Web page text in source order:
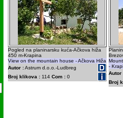
Pogled na planinarsku kuća-Ačkova hiža
450 m-Krapina
View on the mountain house - Ačkova Hiža
Autor :Astrum d.o.o.-Ludbreg
Broj klikova : 114 Com : 0
-
Autor
Broj